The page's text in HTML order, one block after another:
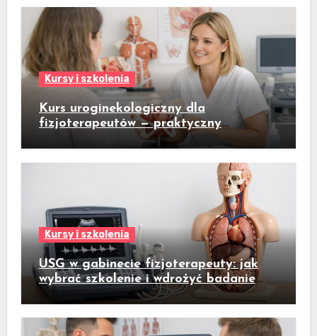
Kursy i szkolenia
Kurs uroginekologiczny dla
fizjoterapeutów — praktyczny
przewodnik dla gabinetów fizjoterapii
Kursy i szkolenia
USG w gabinecie fizjoterapeuty: jak
wybrać szkolenie i wdrożyć badanie
ultrasonograficzne do codziennej
praktyki